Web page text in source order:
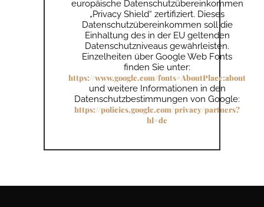
europäische Datenschutzübereinkommen
„Privacy Shield“ zertifiziert. Dieses
Datenschutzübereinkommen soll die
Einhaltung des in der EU geltenden
Datenschutzniveaus gewährleisten.
Einzelheiten über Google Web Fonts
finden Sie unter:
https://www.google.com/fonts#AboutPlace:about
und weitere Informationen in den
Datenschutzbestimmungen von Google:
https://policies.google.com/privacy/partners?
hl=de